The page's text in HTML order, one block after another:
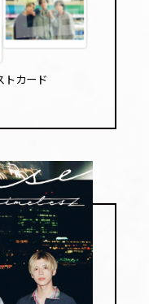
トカード